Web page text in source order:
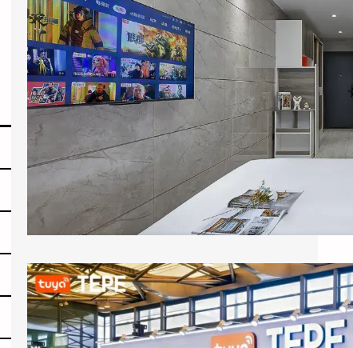
涂鸦智能以AI蓝牙直连方案切入酒店赛道：去中心化架构破解智能化改造三大痛点
2026上海国际酒店展期间，涂鸦智能